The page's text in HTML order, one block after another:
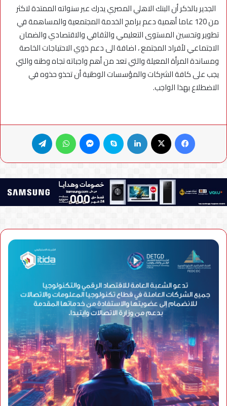
الجدير بالذكر أن البنك الاهلي المصري يدرك عبر سنواته الممتدة لاكثر
من 120 عاما أهمية دعم برامج الخدمة المجتمعية والمساهمة في
تطوير وتحسين المستوى التعليمي والثقافي والاقتصادي والضمان
الاجتماعي لأفراد المجتمع ، اضافة الى دعم ذوي الاحتياجات الخاصة
ومساندة المرأة المعيلة والتي تعد من أهم واجباته تجاه وطنه والتي
يجب على كافة الشركات والمؤسسات الوطنية أن تحذو حذوه في
الاضطلاع بهذا الواجب.
فيسبوك لينكدإن سكايب ماسنجر واتساب